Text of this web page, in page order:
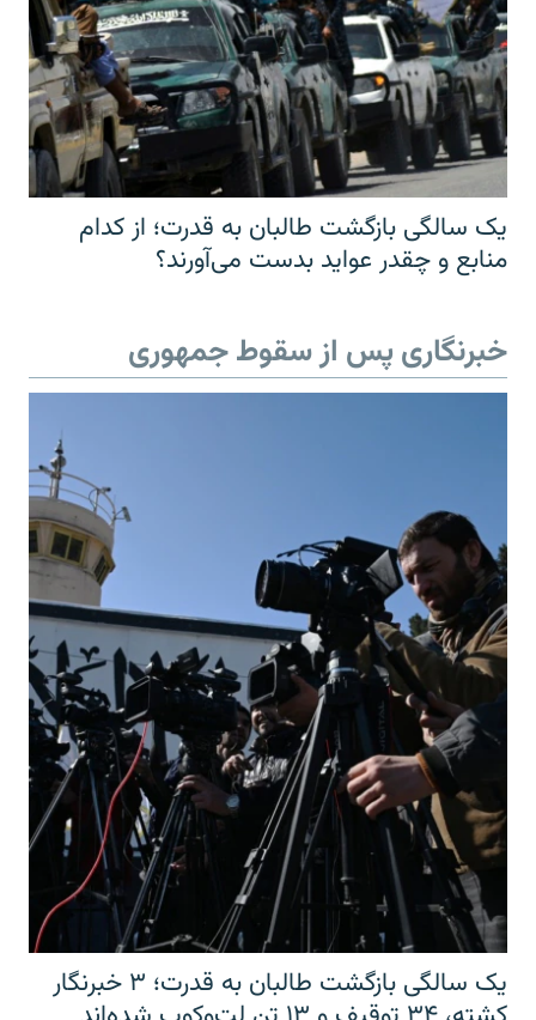
یک سالگی بازگشت طالبان به قدرت؛ از کدام
منابع و چقدر عواید بدست می‌آورند؟
خبرنگاری پس از سقوط جمهوری
یک سالگی بازگشت طالبان به قدرت؛ ۳ خبرنگار